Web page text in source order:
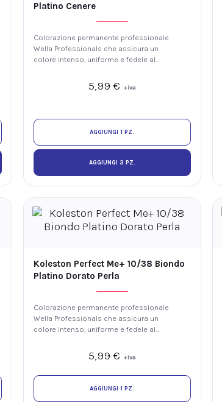
5,99 € +iva
Platino Cenere
Colorazione permanente professionale
Wella Professionals che assicura un
colore intenso, uniforme e fedele al
copertura dei capelli bianchi. La
tecnologia ME+ offre elevate
AGGIUNGI 1 PZ.
AGGIUNGI 3 PZ.
5,99 € +iva
Koleston Perfect Me+ 10/38 Biondo
Platino Dorato Perla
Colorazione permanente professionale
Wella Professionals che assicura un
colore intenso, uniforme e fedele al
copertura dei capelli bianchi. La
tecnologia ME+ offre elevate
prestazioni colore riducendo il rischio
di sviluppare nuove allergie ai coloranti.
AGGIUNGI 1 PZ.